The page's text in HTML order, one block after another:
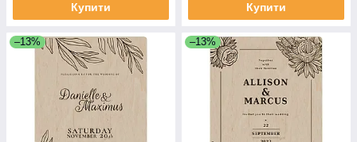
Купити Купити
–13% –13%